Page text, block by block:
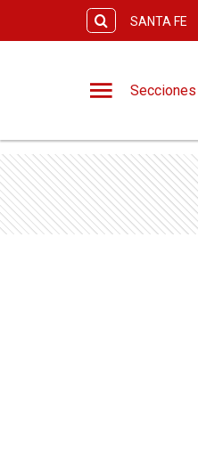
SANTA FE
Secciones